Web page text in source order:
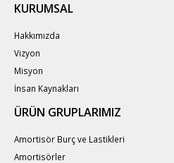
KURUMSAL
Hakkımızda
Vizyon
Misyon
İnsan Kaynakları
ÜRÜN GRUPLARIMIZ
Amortisör Burç ve Lastikleri
Amortisörler